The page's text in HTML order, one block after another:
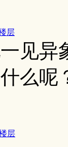
层
见异
么呢
层